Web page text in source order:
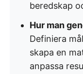
beredskap
Hur man
Definiera
skapa en
anpassa